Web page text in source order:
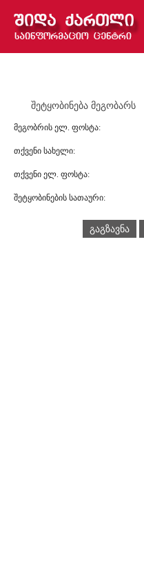
შეტყობინება მეგობარს
მეგობრის ელ. ფოსტა:
თქვენი სახელი:
თქვენი ელ. ფოსტა:
შეტყობინების სათაური:
გაგზავნა